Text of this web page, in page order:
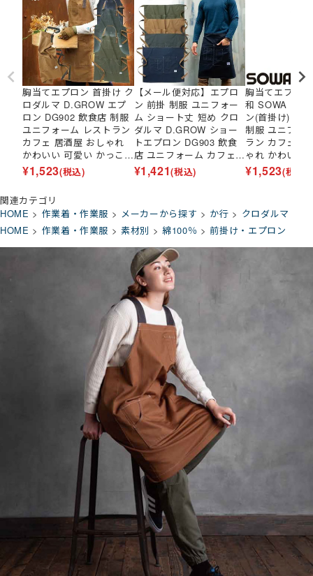
胸当てエプロン 首掛け ク
ロダルマ D.GROW エプ
ロン DG902 飲食店 制服
ユニフォーム レストラン
カフェ 居酒屋 おしゃれ
かわいい 可愛い かっこい
い本屋 雑貨店 イベント
サービス業 シンプル
¥1,523(税込)
【メール便対応】エプロ
ン 前掛 制服 ユニフォー
ム ショート丈 短め クロ
ダルマ D.GROW ショー
トエプロン DG903 飲食
店 ユニフォーム カフェ
レストラン バー 居酒屋
ソムリエ おしゃれ かわい
¥1,421(税込)
胸当てエプロ
和 SOWA デニ
ン(首掛け)
制服 ユニフォ
ラン カフェ 居
ゃれ かわいい
っこいい本屋
ント サービス
¥1,523(税込)
関連カテゴリ
HOME
作業着・作業服 メーカーから探す か行
クロダルマ
HOME
作業着・作業服 素材別 綿100％ 前掛け・エプロン